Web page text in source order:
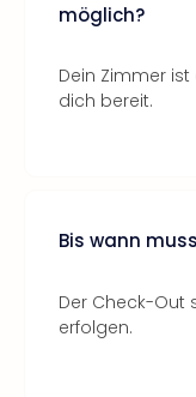
möglich?
Dein Zimmer
dich bereit.
Bis wann
Der Check-Out
erfolgen.